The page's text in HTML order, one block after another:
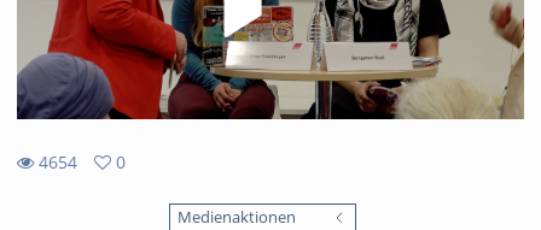
4654
0
Medienaktionen